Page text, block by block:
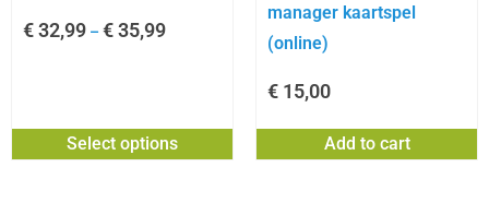
€32,99 – €35,99
Select options
manager kaartspel
(online)
€ 15,00
Add to cart